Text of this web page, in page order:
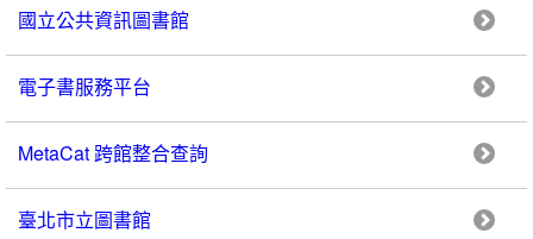
國立公共資訊圖書館
電子書服務平台
MetaCat 跨館整合查詢
臺北市立圖書館